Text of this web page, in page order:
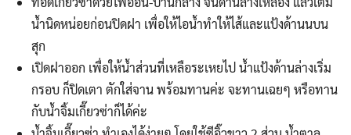
น้ำนิดหน่อยก่อนปิดฝา เพื่อให้ไอน้ำทำให้ไส้และแป้งด้านนบน
สุก
เปิดฝาออก เพื่อให้น้ำส่วนที่เหลือระเหยไป น้ำแป้งด้านล่างเริ่ม
กรอบ ก็ปิดเตา ตักใส่จาน พร้อมทานค่ะ จะทานเฉยๆ หรือทาน
กับน้ำจิ้มเกี๊ยวซ่าก็ได้ค่ะ